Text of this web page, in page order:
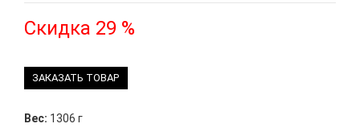
Скидка 29 %
ЗАКАЗАТЬ ТОВАР
Вес: 1306 г